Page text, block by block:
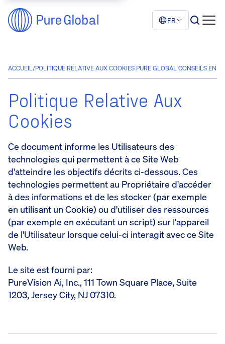
FR
ACCUEIL/POLITIQUE RELATIVE AUX COOKIES PURE GLOBAL CONSEILS EN
Politique Relative Aux
Cookies
Ce document informe les Utilisateurs des
technologies qui permettent à ce Site Web
d'atteindre les objectifs décrits ci-dessous. Ces
technologies permettent au Propriétaire d'accéder
à des informations et de les stocker (par exemple
en utilisant un Cookie) ou d'utiliser des ressources
(par exemple en exécutant un script) sur l'appareil
de l'Utilisateur lorsque celui-ci interagit avec ce Site
Web.
Le site est fourni par:
PureVision Ai, Inc., 111 Town Square Place, Suite
1203, Jersey City, NJ 07310.